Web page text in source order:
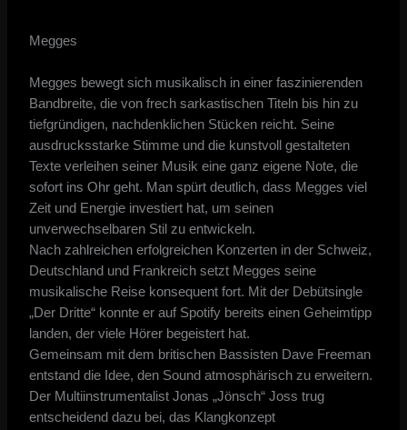
Megges
Megges bewegt sich musikalisch in einer faszinierenden
Bandbreite, die von frech sarkastischen Titeln bis hin zu
tiefgründigen, nachdenklichen Stücken reicht. Seine
ausdrucksstarke Stimme und die kunstvoll gestalteten
Texte verleihen seiner Musik eine ganz eigene Note, die
sofort ins Ohr geht. Man spürt deutlich, dass Megges viel
Zeit und Energie investiert hat, um seinen
unverwechselbaren Stil zu entwickeln.
Nach zahlreichen erfolgreichen Konzerten in der Schweiz,
Deutschland und Frankreich setzt Megges seine
musikalische Reise konsequent fort. Mit der Debütsingle
„Der Dritte“ konnte er auf Spotify bereits einen Geheimtipp
landen, der viele Hörer begeistert hat.
Gemeinsam mit dem britischen Bassisten Dave Freeman
entstand die Idee, den Sound atmosphärisch zu erweitern.
Der Multiinstrumentalist Jonas „Jönsch“ Joss trug
entscheidend dazu bei, das Klangkonzept